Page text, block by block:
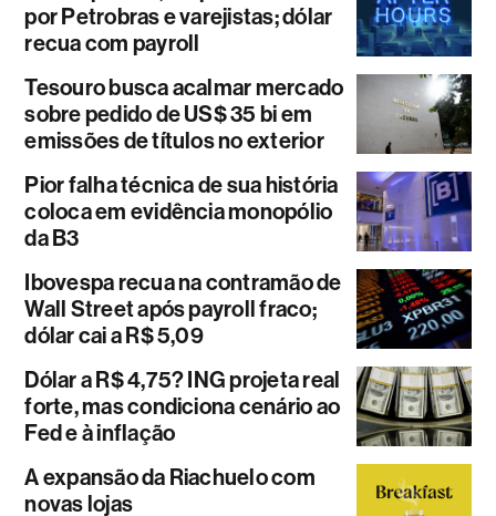
por Petrobras e varejistas; dólar
recua com payroll
Tesouro busca acalmar mercado
sobre pedido de US$ 35 bi em
emissões de títulos no exterior
Pior falha técnica de sua história
coloca em evidência monopólio
da B3
Ibovespa recua na contramão de
Wall Street após payroll fraco;
dólar cai a R$ 5,09
Dólar a R$ 4,75? ING projeta real
forte, mas condiciona cenário ao
Fed e à inflação
A expansão da Riachuelo com
novas lojas